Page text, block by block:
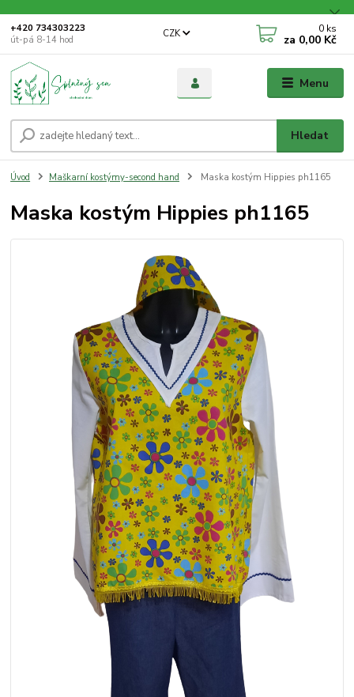
Menu
CZK
Hledat
+420 734303223
út-pá 8-14 hod
0 ks
za 0,00 Kč
Úvod Maškarní kostýmy-second hand Maska kostým Hippies ph1165
Maska kostým Hippies ph1165